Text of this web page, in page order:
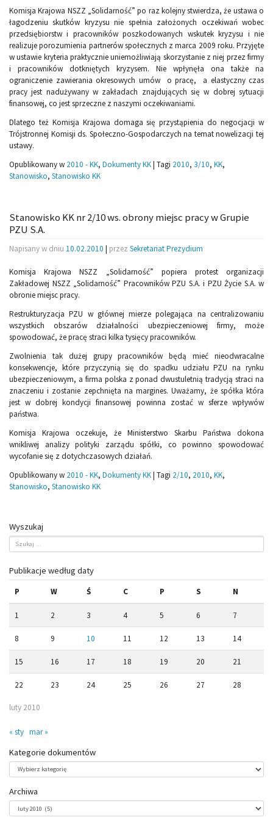
Komisja Krajowa NSZZ „Solidarność” po raz kolejny stwierdza, że ustawa o
łagodzeniu skutków kryzysu nie spełnia założonych oczekiwań wobec
przedsiębiorstw i pracowników poszkodowanych wskutek kryzysu i nie
realizuje porozumienia partnerów społecznych z marca 2009 roku. Przyjęte
w ustawie kryteria praktycznie uniemożliwiają skorzystanie z niej przez firmy
i pracowników dotkniętych kryzysem. Nie wpłynęła ona także na
ograniczenie zawierania okresowych umów o pracę, a elastyczny czas
pracy jest nadużywany w zakładach znajdujących się w dobrej sytuacji
finansowej, co jest sprzeczne z naszymi oczekiwaniami.
Dlatego też Komisja Krajowa domaga się przystąpienia do negocjacji w
Trójstronnej Komisji ds. Społeczno-Gospodarczych na temat nowelizacji tej
ustawy.
Opublikowany w 2010 - KK, Dokumenty KK| Tagi 2010, 3/10, KK,
Stanowisko, Stanowisko KK
Stanowisko KK nr 2/10 ws. obrony miejsc pracy w Grupie
PZU S.A.
Napisany w dniu 10.02.2010 | przez Sekretariat Prezydium
Komisja Krajowa NSZZ „Solidarność” popiera protest organizacji
Zakładowej NSZZ „Solidarność” Pracowników PZU S.A. i PZU Życie S.A. w
obronie miejsc pracy.
Restrukturyzacja PZU w głównej mierze polegająca na centralizowaniu
wszystkich obszarów działalności ubezpieczeniowej firmy, może
spowodować, że pracę straci kilka tysięcy pracowników.
Zwolnienia tak dużej grupy pracowników będą mieć nieodwracalne
konsekwencje, które przyczynią się do spadku udziału PZU na rynku
ubezpieczeniowym, a firma polska z ponad dwustuletnią tradycją straci na
znaczeniu i zostanie zepchnięta na margines. Uważamy, że spółka która
jest w dobrej kondycji finansowej powinna zostać w sferze wpływów
państwa.
Komisja Krajowa oczekuje, że Ministerstwo Skarbu Państwa dokona
wnikliwej analizy polityki zarządu spółki, co powinno spowodować
wycofanie się z dotychczasowych działań.
Opublikowany w 2010 - KK, Dokumenty KK Tagi 2/10, 2010, KK,
Stanowisko, Stanowisko KK
Wyszukaj
Publikacje według daty
luty 2010
P W Ś C P S N
1 2 3 4 5 6 7
8 9 10 11 12 13 14
15 16 17 18 19 20 21
22 23 24 25 26 27 28
« sty mar »
Kategorie dokumentów
Kategorie
dokumentów
Archiwa